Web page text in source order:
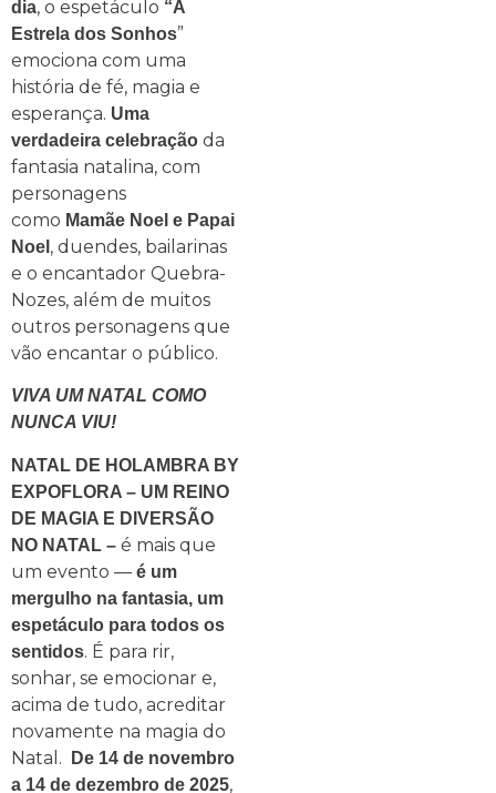
dia, o espetáculo “A
Estrela dos Sonhos”
emociona com uma
história de fé, magia e
esperança. Uma
verdadeira celebração da
fantasia natalina, com
personagens
como Mamãe Noel e Papai
Noel , duendes, bailarinas
e o encantador Quebra-
Nozes, além de muitos
outros personagens que
vão encantar o público.
VIVA UM NATAL COMO
NUNCA VIU!
NATAL DE HOLAMBRA BY
EXPOFLORA – UM REINO
DE MAGIA E DIVERSÃO
NO NATAL – é mais que
um evento — é um
mergulho na fantasia, um
espetáculo para todos os
sentidos. É para rir,
sonhar, se emocionar e,
acima de tudo, acreditar
novamente na magia do
Natal.
De 14 de novembro
a 14 de dezembro de 2025,